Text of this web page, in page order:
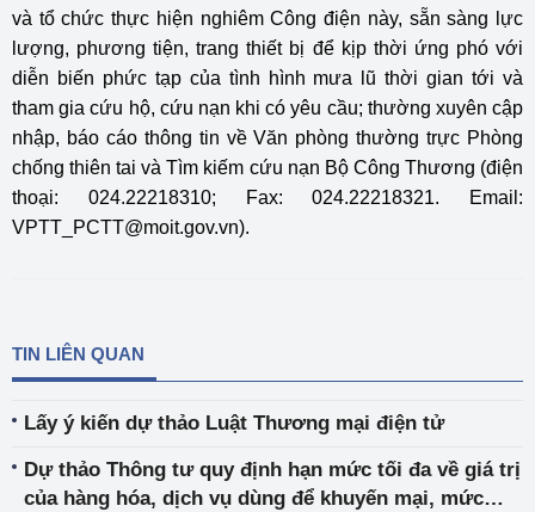
và tổ chức thực hiện nghiêm Công điện này, sẵn sàng lực
lượng, phương tiện, trang thiết bị để kịp thời ứng phó với
diễn biến phức tạp của tình hình mưa lũ thời gian tới và
tham gia cứu hộ, cứu nạn khi có yêu cầu; thường xuyên cập
nhập, báo cáo thông tin về Văn phòng thường trực Phòng
chống thiên tai và Tìm kiếm cứu nạn Bộ Công Thương (điện
thoại: 024.22218310; Fax: 024.22218321. Email:
VPTT_PCTT@moit.gov.vn).
TIN LIÊN QUAN
Lấy ý kiến dự thảo Luật Thương mại điện tử
Dự thảo Thông tư quy định hạn mức tối đa về giá trị
của hàng hóa, dịch vụ dùng để khuyến mại, mức